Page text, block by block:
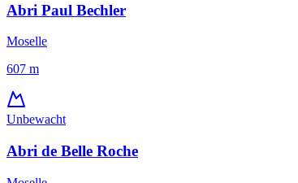
Abri Paul Bechler
Moselle
607 m
Unbewacht
Abri de Belle Roche